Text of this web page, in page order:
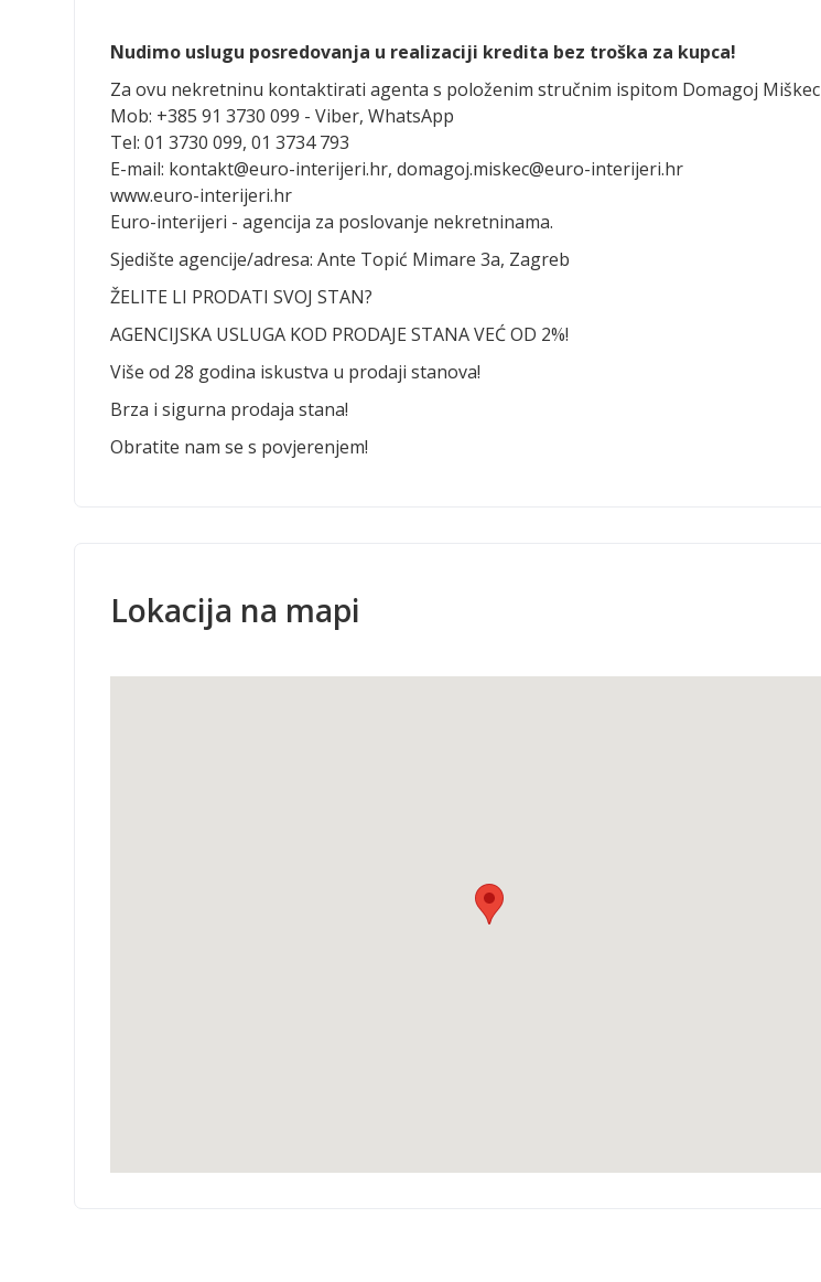
Nudimo uslugu posredovanja u realizaciji kredita bez troška za kupca!
Za ovu nekretninu kontaktirati agenta s položenim stručnim ispitom Domagoj Miškec
Mob: +385 91 3730 099 - Viber, WhatsApp
Tel: 01 3730 099, 01 3734 793
E-mail: kontakt@euro-interijeri.hr, domagoj.miskec@euro-interijeri.hr
www.euro-interijeri.hr
Euro-interijeri - agencija za poslovanje nekretninama.
Sjedište agencije/adresa: Ante Topić Mimare 3a, Zagreb
ŽELITE LI PRODATI SVOJ STAN?
AGENCIJSKA USLUGA KOD PRODAJE STANA VEĆ OD 2%!
Više od 28 godina iskustva u prodaji stanova!
Brza i sigurna prodaja stana!
Obratite nam se s povjerenjem!
Lokacija na mapi